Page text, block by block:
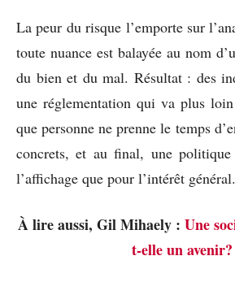
La peur du risque l’emporte sur
toute nuance est balayée au nom
du bien et du mal. Résultat : des
une réglementation qui va plus
que personne ne prenne le temps
concrets, et au final, une
l’affichage que pour l’intérêt général.
À lire aussi, Gil Mihaely : Une
t-elle un avenir?